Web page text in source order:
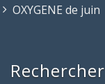
OXYGENE de juin
Rechercher